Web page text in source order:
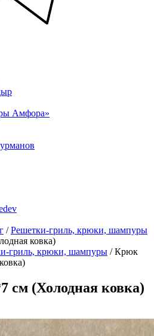
Амфора»
/Решетки-гриль, крюки, шампуры
ковка)
гриль, крюки, шампуры / Крюк
см (Холодная ковка)